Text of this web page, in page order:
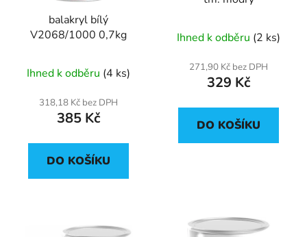
balakryl bílý
V2068/1000 0,7kg
Ihned k odběru (4 ks)
318,18 Kč bez DPH
385 Kč
DO KOŠÍKU
Ihned k odběru (2 ks)
271,90 Kč bez DPH
329 Kč
DO KOŠÍKU